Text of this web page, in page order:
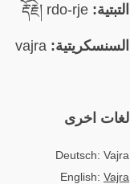
التبتية:
السنسكريتية:
لغات اخرى
Deutsch: Vajra
English: Vajra